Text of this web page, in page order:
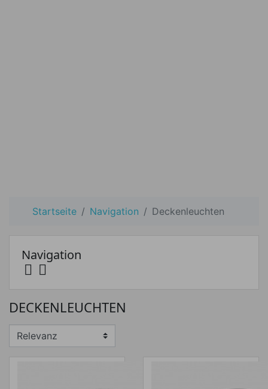
Startseite Navigation Deckenleuchten
Preis von Preis bis
Navigation
 
DECKENLEUCHTEN